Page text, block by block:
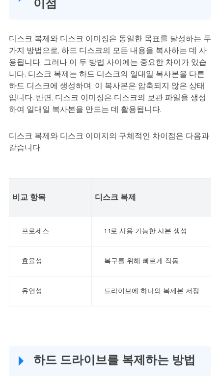
이점
디스크 복제와 디스크 이미징은 동일한 목표를 달성하는 두
가지 방법으로, 하드 디스크의 모든 내용을 복사하는 데 사
용됩니다. 그러나 이 두 방법 사이에는 중요한 차이가 있습
니다. 디스크 복제는 하드 디스크의 일대일 복사본을 다른
하드 디스크에 생성하며, 이 복사본은 압축되지 않은 상태
입니다. 반면, 디스크 이미징은 디스크의 보관 파일을 생성
하여 일대일 복사본을 만드는 데 활용됩니다.
디스크 복제와 디스크 이미지의 구체적인 차이점은 다음과
같습니다.
비교 항목 디스크 복제
프로세스 1:1로 사용 가능한 사본 생성
효율성 복구를 위해 빠르게 작동
유연성 드라이브에 하나의 복제본 저장
하드 드라이브를 복제하는 방법